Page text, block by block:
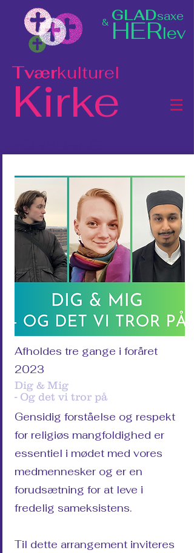
& HERlev
GLADsaxe
Kirke
Tværkulturel
Dig & Mig
- Og det vi tror på
Gensidig forståelse og respekt
for religiøs mangfoldighed er
essentiel i mødet med vores
medmennesker og er en
forudsætning for at leve i
fredelig sameksistens.
Til dette arrangement inviteres
Afholdes tre gange i foråret
2023